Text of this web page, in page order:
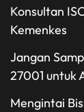
Konsultan
Kemenkes
Jangan
27001 untuk
Mengintai